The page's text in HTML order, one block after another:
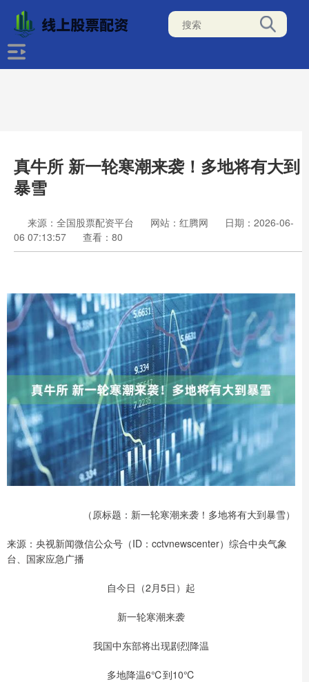
真牛所 新一轮寒潮来袭！多地将有大到
暴雪
来源：全国股票配资平台 网站：红腾网
日期：2026-06-
06 07:13:57
查看：80
（原标题：新一轮寒潮来袭！多地将有大到暴雪）
来源：央视新闻微信公众号（ID：cctvnewscenter）综合中央气象
台、国家应急广播
自今日（2月5日）起
新一轮寒潮来袭
我国中东部将出现剧烈降温
多地降温6℃到10℃